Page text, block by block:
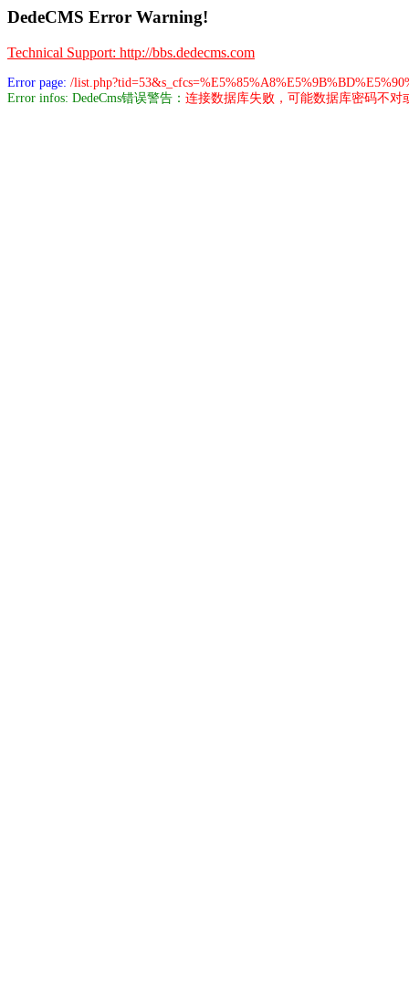
DedeCMS Error Warning!
Technical Support: http://bbs.dedecms.com
Error page: /
Error infos: DedeCms错误警告： 连接数据库失败，可能数据库密码不对